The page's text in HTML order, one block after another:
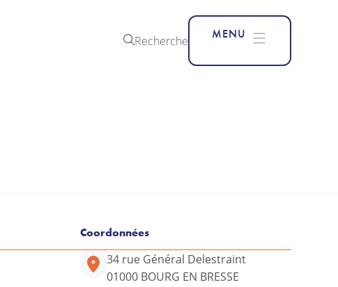
Recherche MENU
Coordonnées
34 rue Général Delestraint
01000 BOURG EN BRESSE